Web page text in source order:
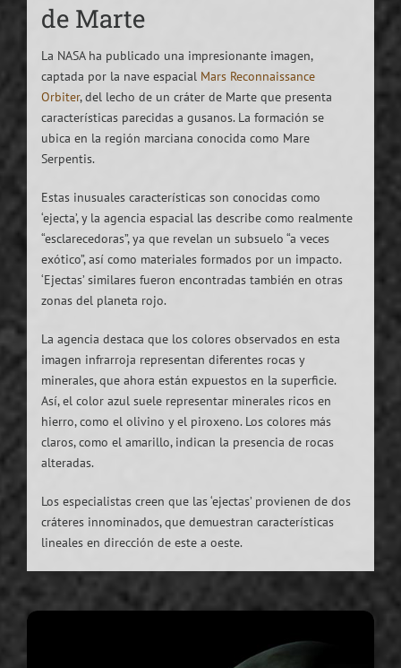
de Marte
La NASA ha publicado una impresionante imagen,
captada por la nave espacial Mars Reconnaissance
Orbiter, del lecho de un cráter de Marte que presenta
características parecidas a gusanos. La formación se
ubica en la región marciana conocida como Mare
Serpentis.
Estas inusuales características son conocidas como
‘ejecta’, y la agencia espacial las describe como realmente
“esclarecedoras”, ya que revelan un subsuelo “a veces
exótico”, así como materiales formados por un impacto.
‘Ejectas’ similares fueron encontradas también en otras
zonas del planeta rojo.
La agencia destaca que los colores observados en esta
imagen infrarroja representan diferentes rocas y
minerales, que ahora están expuestos en la superficie.
Así, el color azul suele representar minerales ricos en
hierro, como el olivino y el piroxeno. Los colores más
claros, como el amarillo, indican la presencia de rocas
alteradas.
Los especialistas creen que las ‘ejectas’ provienen de dos
cráteres innominados, que demuestran características
lineales en dirección de este a oeste.